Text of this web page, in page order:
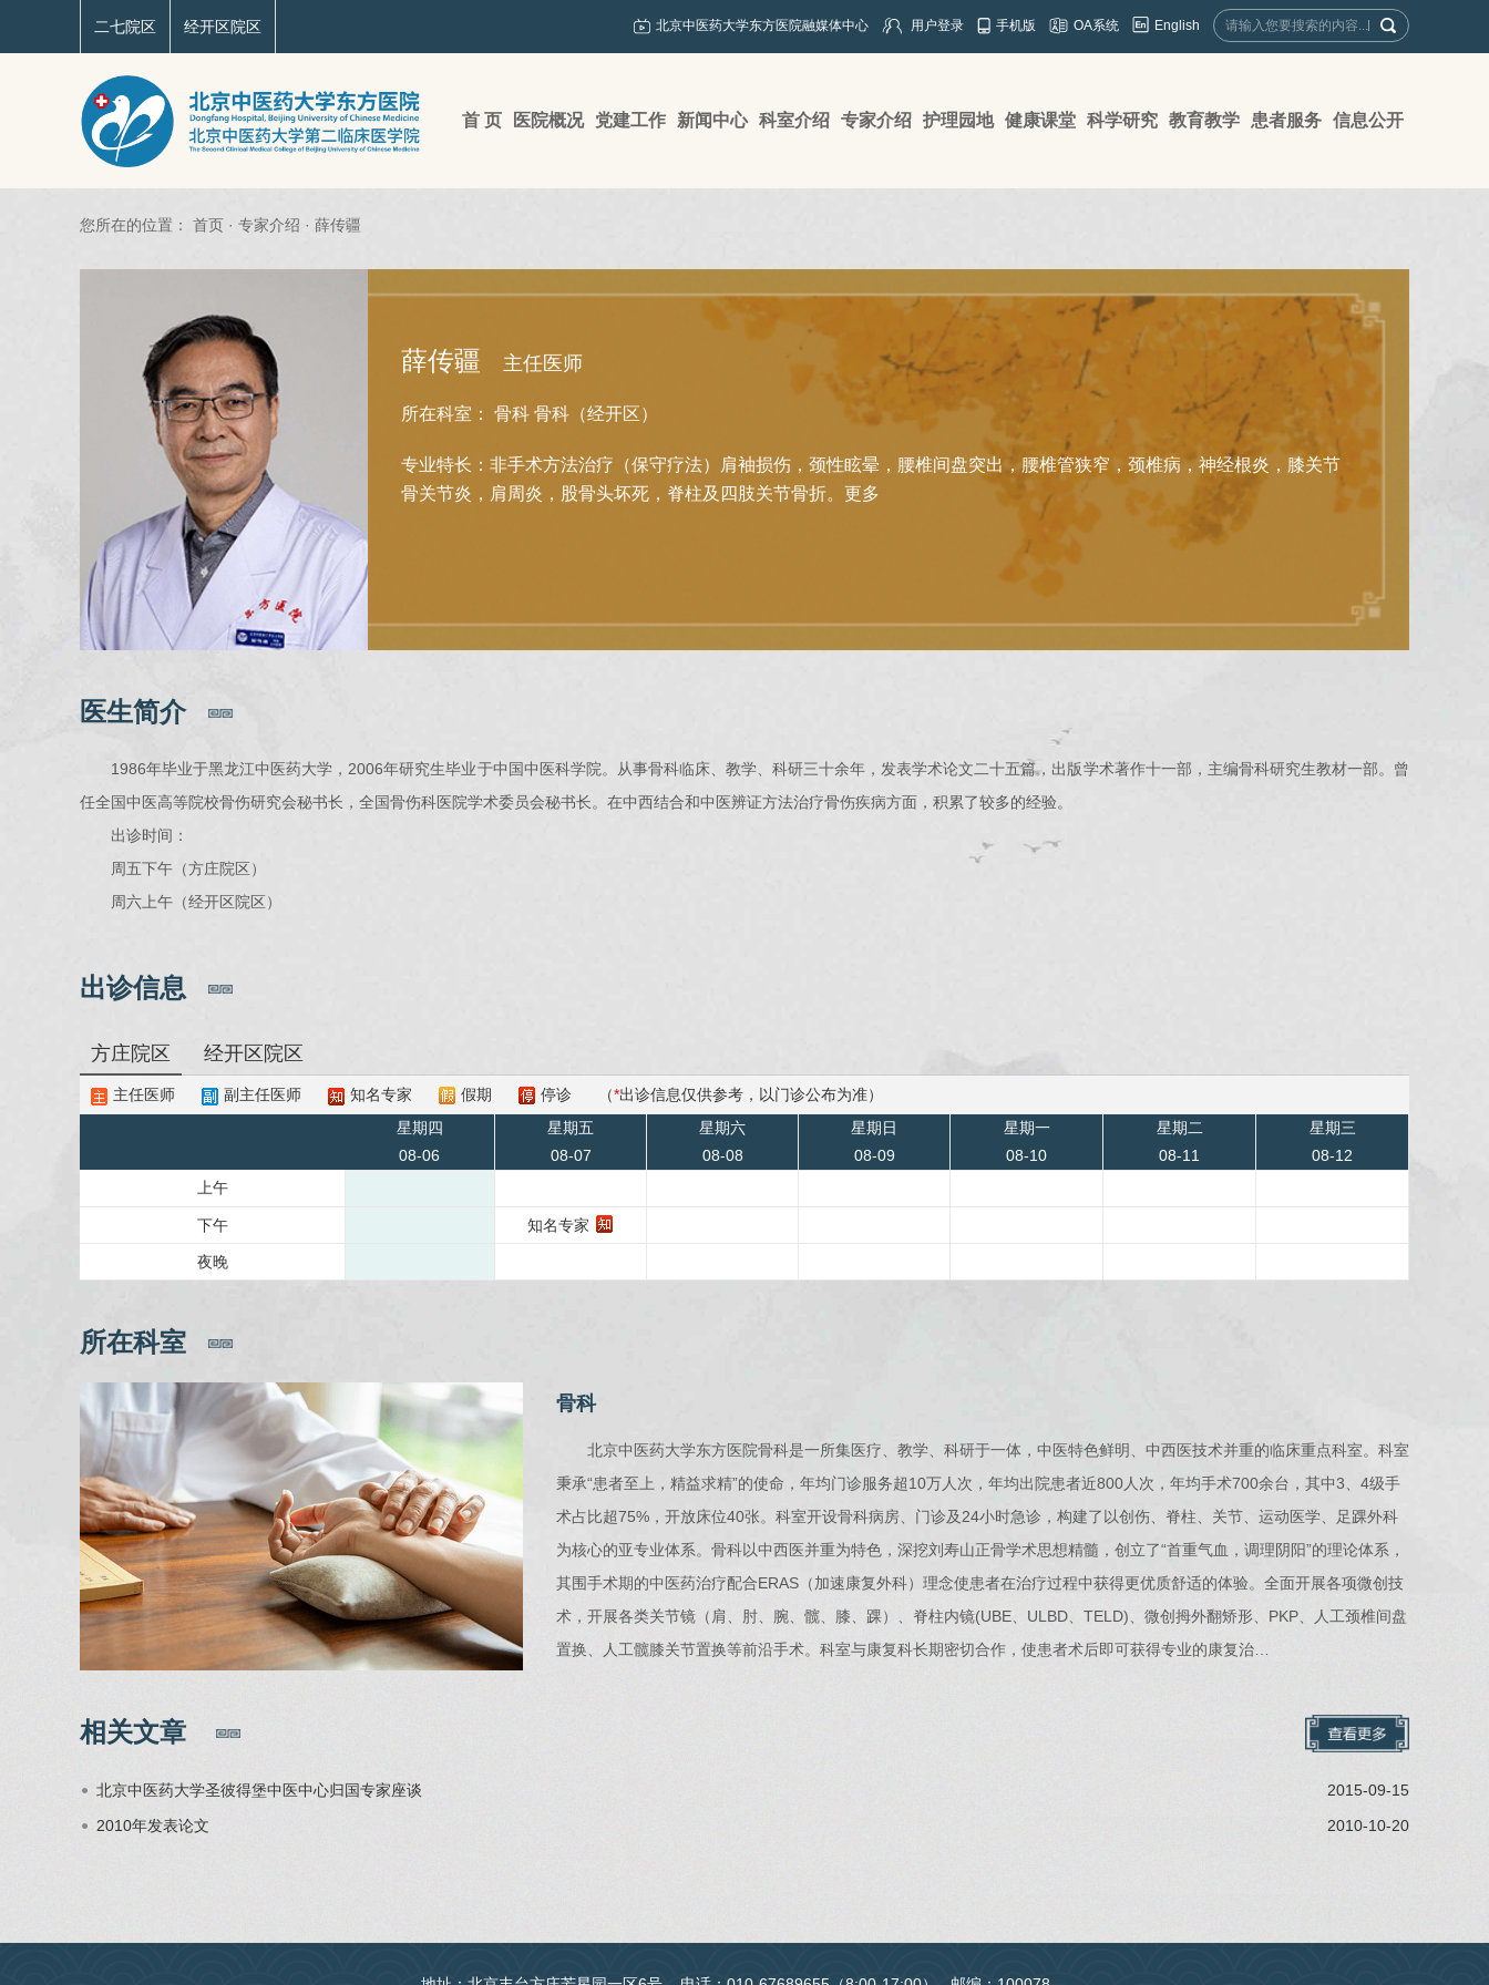
二七院区 经开区院区 北京中医药大学东方医院融媒体中心 用户登录 手机版 OA系统 English
首 页 医院概况 党建工作 新闻中心 科室介绍 专家介绍 护理园地 健康课堂 科学研究 教育教学 患者服务 信息公开
您所在的位置： 首页 · 专家介绍 · 薛传疆
薛传疆 主任医师
所在科室： 骨科 骨科（经开区）
专业特长：非手术方法治疗（保守疗法）肩袖损伤，颈性眩晕，腰椎间盘突出，腰椎管狭窄，颈椎病，神经根炎，膝关节
骨关节炎，肩周炎，股骨头坏死，脊柱及四肢关节骨折。 更多
医生简介
1986年毕业于黑龙江中医药大学，2006年研究生毕业于中国中医科学院。从事骨科临床、教学、科研三十余年，发表学术论文二十五篇，出版学术著作十一部，主编骨科研究生教材一部。曾
任全国中医高等院校骨伤研究会秘书长，全国骨伤科医院学术委员会秘书长。在中西结合和中医辨证方法治疗骨伤疾病方面，积累了较多的经验。
出诊时间：
周五下午（方庄院区）
周六上午（经开区院区）
出诊信息
方庄院区 经开区院区
主任医师 副主任医师 知名专家 假期 停诊 （*出诊信息仅供参考，以门诊公布为准）
星期四
08-06
星期五
08-07
星期六
08-08
星期日
08-09
星期一
08-10
星期二
08-11
星期三
08-12
上午
下午 知名专家
夜晚
所在科室
骨科
北京中医药大学东方医院骨科是一所集医疗、教学、科研于一体，中医特色鲜明、中西医技术并重的临床重点科室。科室
秉承“患者至上，精益求精”的使命，年均门诊服务超10万人次，年均出院患者近800人次，年均手术700余台，其中3、4级手
术占比超75%，开放床位40张。科室开设骨科病房、门诊及24小时急诊，构建了以创伤、脊柱、关节、运动医学、足踝外科
为核心的亚专业体系。骨科以中西医并重为特色，深挖刘寿山正骨学术思想精髓，创立了“首重气血，调理阴阳”的理论体系，
其围手术期的中医药治疗配合ERAS（加速康复外科）理念使患者在治疗过程中获得更优质舒适的体验。全面开展各项微创技
术，开展各类关节镜（肩、肘、腕、髋、膝、踝）、脊柱内镜(UBE、ULBD、TELD)、微创拇外翻矫形、PKP、人工颈椎间盘
置换、人工髋膝关节置换等前沿手术。科室与康复科长期密切合作，使患者术后即可获得专业的康复治…
相关文章
2015-09-15
北京中医药大学圣彼得堡中医中心归国专家座谈
2010-10-20
2010年发表论文